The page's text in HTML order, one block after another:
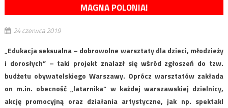
MAGNA POLONIA!
24 czerwca 2019
„Edukacja seksualna – dobrowolne warsztaty dla dzieci, młodzieży
i dorosłych” – taki projekt znalazł się wśród zgłoszeń do tzw.
budżetu obywatelskiego Warszawy. Oprócz warsztatów zakłada
on m.in. obecność „latarnika” w każdej warszawskiej dzielnicy,
akcję promocyjną oraz działania artystyczne, jak np. spektakl